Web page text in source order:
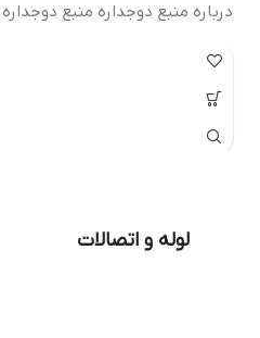
درباره منبع دوجداره منبع
لوله و اتصالات